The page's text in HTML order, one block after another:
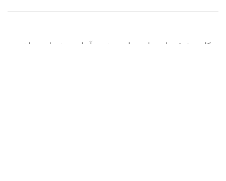
کلیه حقوق برای سایت خانه هوشمند آریان محفوظ می باشد.